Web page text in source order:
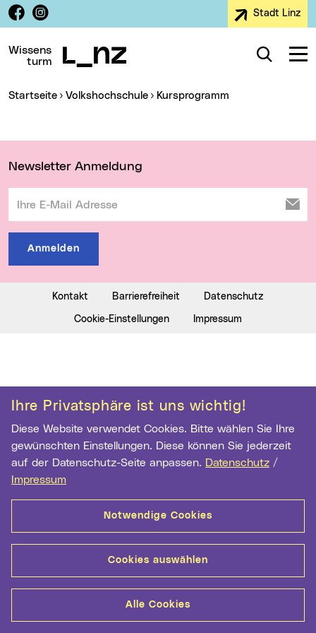
Zur Navigation
Zum Inhalt
Zur Suche
Ihre Privatsphäre ist uns wichtig!
Diese Website verwendet Cookies. Bitte wählen Sie Ihre
gewünschten Einstellungen. Diese können Sie jederzeit
auf der Datenschutz-Seite anpassen. Datenschutz /
Impressum
Notwendige Cookies
Cookies auswählen
Alle Cookies
Facebook
Instagram Stadt Linz
Wissens
turm
Suche
Sie sind hier:
Startseite Volkshochschule Kursprogramm
Newsletter Anmeldung
Anmelden
Kontakt Barrierefreiheit Datenschutz
Cookie-Einstellungen Impressum